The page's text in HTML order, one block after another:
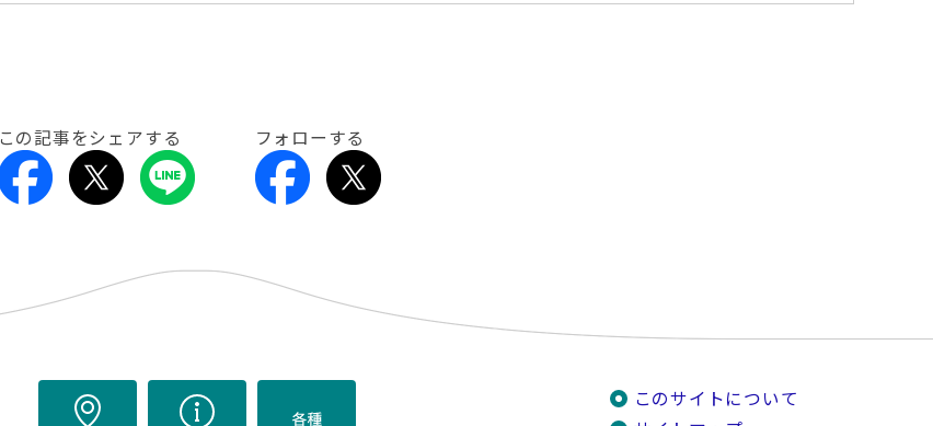
この記事をシェアする フォローする
このサイトについて